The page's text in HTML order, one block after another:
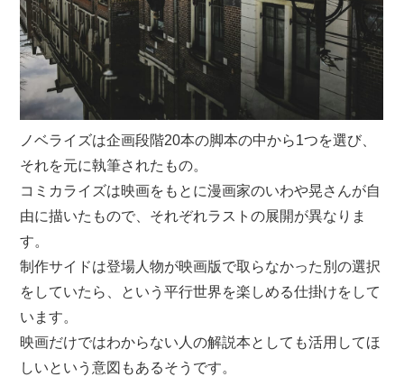
ノベライズは企画段階20本の脚本の中から1つを選び、
それを元に執筆されたもの。
コミカライズは映画をもとに漫画家のいわや晃さんが自
由に描いたもので、それぞれラストの展開が異なりま
す。
制作サイドは登場人物が映画版で取らなかった別の選択
をしていたら、という平行世界を楽しめる仕掛けをして
います。
映画だけではわからない人の解説本としても活用してほ
しいという意図もあるそうです。